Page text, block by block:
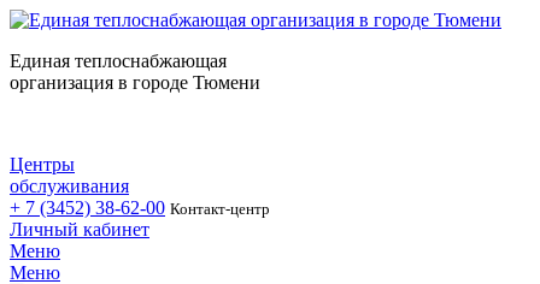
Единая теплоснабжающая
организация в городе Тюмени
Центры
обслуживания
+ 7 (3452) 38-62-00 Контакт-центр
Личный кабинет
Меню
Меню